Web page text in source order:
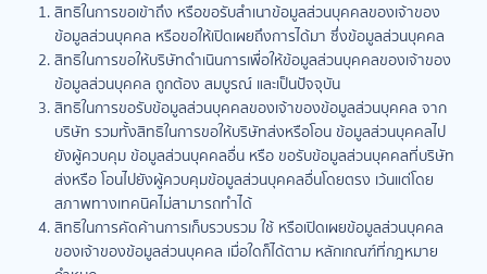
สิทธิในการขอเข้าถึง หรือขอรับสำเนาข้อมูลส่วนบุคคลของเจ้าของ
ข้อมูลส่วนบุคคล หรือขอให้เปิดเผยถึงการได้มา ซึ่งข้อมูลส่วนบุคคล
สิทธิในการขอให้บริษัทดำเนินการเพื่อให้ข้อมูลส่วนบุคคลของเจ้าของ
ข้อมูลส่วนบุคคล ถูกต้อง สมบูรณ์ และเป็นปัจจุบัน
สิทธิในการขอรับข้อมูลส่วนบุคคลของเจ้าของข้อมูลส่วนบุคคล จาก
บริษัท รวมทั้งสิทธิในการขอให้บริษัทส่งหรือโอน ข้อมูลส่วนบุคคลไป
ยังผู้ควบคุม ข้อมูลส่วนบุคคลอื่น หรือ ขอรับข้อมูลส่วนบุคคลที่บริษัท
ส่งหรือ โอนไปยังผู้ควบคุมข้อมูลส่วนบุคคลอื่นโดยตรง เว้นแต่โดย
สภาพทางเทคนิคไม่สามารถทำได้
สิทธิในการคัดค้านการเก็บรวบรวม ใช้ หรือเปิดเผยข้อมูลส่วนบุคคล
ของเจ้าของข้อมูลส่วนบุคคล เมื่อใดก็ได้ตาม หลักเกณฑ์ที่กฎหมาย